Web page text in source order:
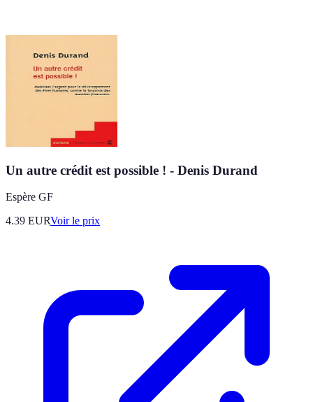
Un autre crédit est possible ! - Denis Durand
Espère GF
4.39 EURVoir le prix